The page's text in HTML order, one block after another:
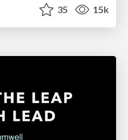
35 15k